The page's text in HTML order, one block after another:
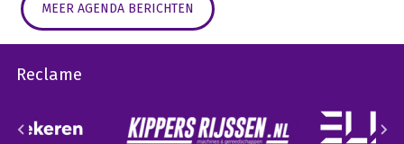
MEER AGENDA BERICHTEN
Reclame